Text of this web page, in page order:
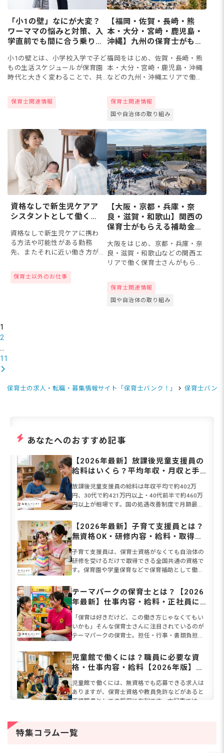
「小1の壁」なにが大変？
ワーママの悩みと対策、入
学直前でも間に合う乗り切
小1の壁とは、小学校入学で子ど
もの生活スケジュールが保育園
時代と大きく変わることで、共
す。本記事では、壁の原因にな
保育士関連情報
【福岡・佐賀・長崎・熊
本・大分・宮崎・鹿児島・
沖縄】九州の保育士がもら
福岡をはじめ、佐賀・長崎・熊
本・大分・宮崎・鹿児島・沖縄
などの九州・沖縄エリアで働く
町村別に一覧にまとめました。
保育士宿舎借り上げ支援事業
保育士関連情報
国や自治体の取り組み
資格なしで新生児ケアア
シスタントとして働くに
ために知っておきたいこ
と
資格なしで新生児ケアに携わ
る方法や可能性がある勤務
先、またそれに近い働き方が
保育士以外のお仕事
【大阪・京都・兵庫・奈
良・滋賀・和歌山】関西の
保育士がもらえる補助金制
大阪をはじめ、京都・兵庫・奈
良・滋賀・和歌山などの関西エ
リアで働く保育士さんがもらえ
ました。保育士宿舎借り上げ支
援事業（借り上げ社宅制度）、
保育士関連情報
国や自治体の取り組み
1
2
11
保育士の求人・転職・募集情報サイト「保育士バンク！」 保育士バン
あなたへのおすすめ記事
【2026年最新】放課後児童支援員の
給料はいくら？平均年収・月収と手
取りの相場、給料を上げる方法を解
説
放課後児童支援員の給料は年収平均で約402万
円、30代で約421万円以上・40代前半で約460万
円以上が相場です。国の処遇改善制度で月額最大3
があれば認...
【2026年最新】子育て支援員とは？
無資格OK・研修内容・給料・取得方
法をまるごと解説
子育て支援員は、保育士資格がなくても自治体の
研修を受けるだけで取得できる全国共通の資格で
す。保育園や学童保育などで保育補助として働け
も通園制度」により保...
テーマパークの保育士とは？【2026
年最新】仕事内容・給料・正社員に
なる方法を解説
「保育は好きだけど、この働き方じゃなくてもい
いかも」そんな保育士さんに注目されているのが
テーマパークの保育士。担任・行事・書類負担が
気を集めています。仕事は...
児童館で働くには？職員に必要な資
格・仕事内容・給料【2026年版】保
育園との違いも解説
児童館で働くには、無資格でも応募できる求人は
ありますが、保育士資格や教員免許などがあると
正規職員としての採用に有利です。本記事では、
年】必要資格や1日の流れ、給料、働
特集コラム一覧